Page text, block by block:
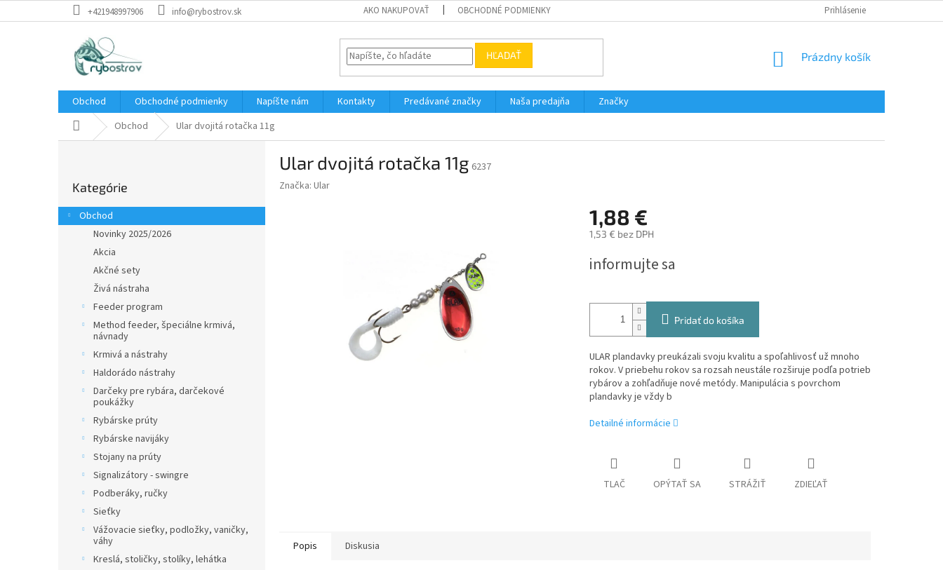
na
+421948997906 info@rybostrov.sk AKO NAKUPOVAŤ OBCHODNÉ PODMIENKY Prihlásenie
HĽADAŤ
NÁKUPNÝ
Prázdny košík
Obchod Obchodné podmienky Napíšte nám Kontakty Predávané značky Naša predajňa
Značky
Domov Obchod Ular dvojitá rotačka 11g
ý
p
kategórie
Kategórie
Obchod
Novinky 2025/2026
Akcia
Akčné sety
Živá nástraha
Feeder program
Method feeder, špeciálne krmivá,
návnady
Krmivá a nástrahy
Haldorádo nástrahy
Darčeky pre rybára, darčekové
poukážky
Rybárske prúty
Rybárske navijáky
Stojany na prúty
Signalizátory - swingre
Podberáky, ručky
Sieťky
Vážovacie sieťky, podložky, vaničky,
váhy
Kreslá, stoličky, stolíky, lehátka
Ular dvojitá rotačka 11g 6237
Značka: Ular
1,88 €
1,53 € bez DPH
cena:
informujte sa
Pridať do košíka
ULAR plandavky preukázali svoju kvalitu a spoľahlivosť už mnoho
rokov. V priebehu rokov sa rozsah neustále rozširuje podľa potrieb
rybárov a zohľadňuje nové metódy. Manipulácia s povrchom
plandavky je vždy b
Detailné informácie
TLAČ OPÝTAŤ SA STRÁŽIŤ ZDIEĽAŤ
Popis Diskusia